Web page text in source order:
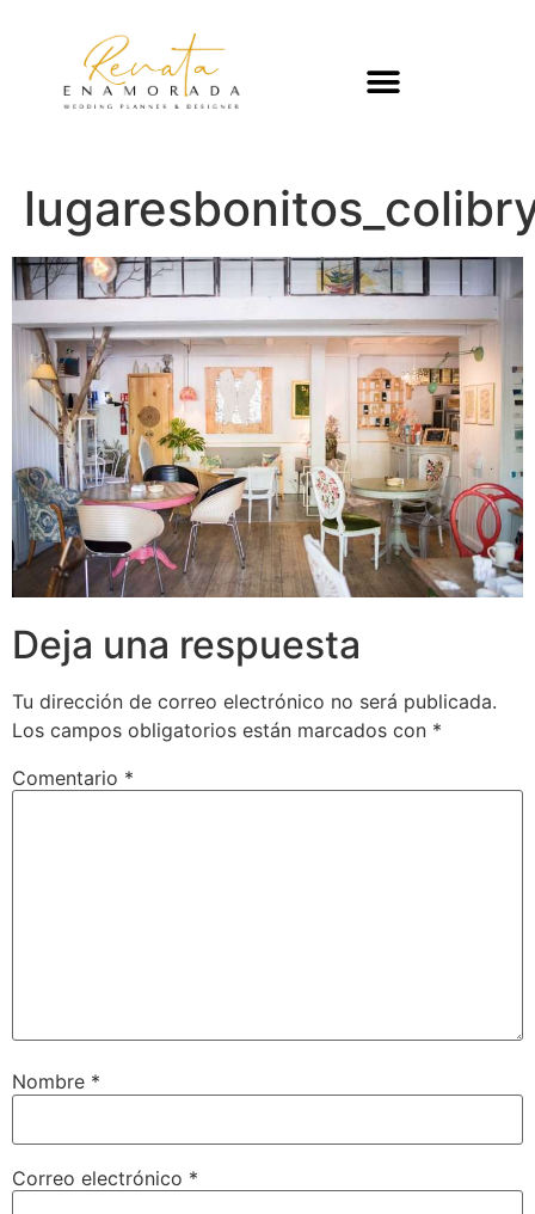
Deja una respuesta
Tu dirección de correo electrónico no será publicada.
Los campos obligatorios están marcados con *
Comentario *
Nombre *
Correo electrónico *